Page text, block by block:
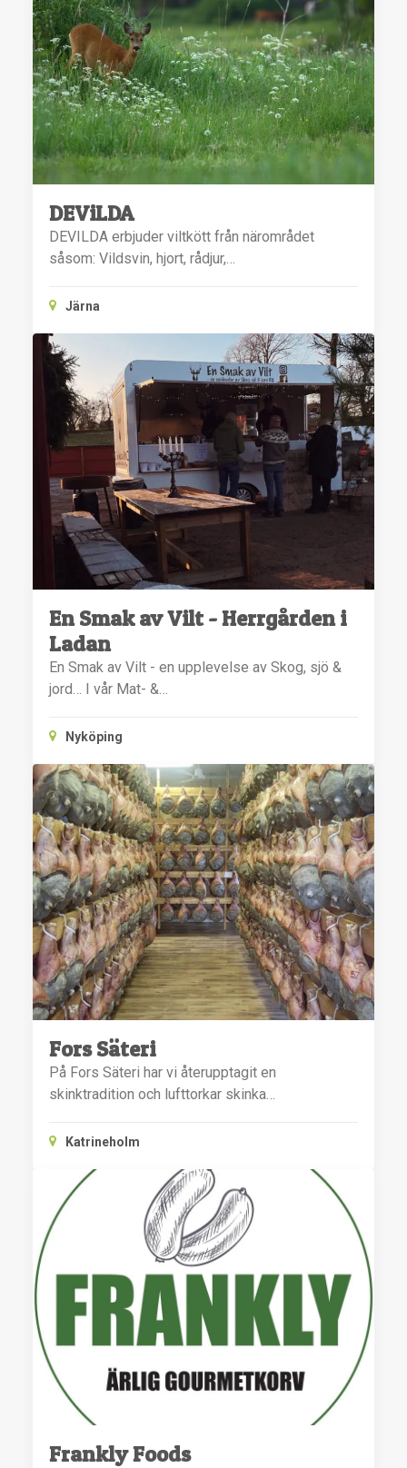
DEViLDA
DEVILDA erbjuder viltkött från närområdet
såsom: Vildsvin, hjort, rådjur,…
Järna
En Smak av Vilt - Herrgården i
Ladan
En Smak av Vilt - en upplevelse av Skog, sjö &
jord… I vår Mat- &…
Nyköping
Fors Säteri
På Fors Säteri har vi återupptagit en
skinktradition och lufttorkar skinka…
Katrineholm
Frankly Foods